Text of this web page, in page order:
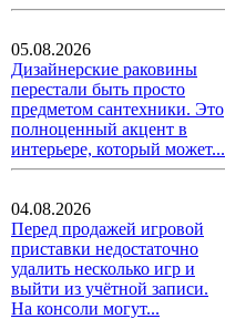
05.08.2026
Дизайнерские раковины
перестали быть просто
предметом сантехники. Это
полноценный акцент в
интерьере, который может...
04.08.2026
Перед продажей игровой
приставки недостаточно
удалить несколько игр и
выйти из учётной записи.
На консоли могут...